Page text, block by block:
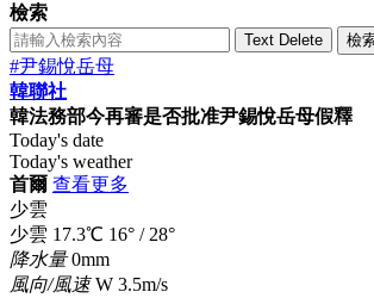
檢索
Text Delete 檢
#尹錫悅岳母
韓聯社
韓法務部今再審是否批准尹錫悅岳母假釋
Today's date
Today's weather
首爾 查看更多
少雲
少雲 17.3℃ 16° / 28°
降水量0mm
風向/風速W 3.5m/s